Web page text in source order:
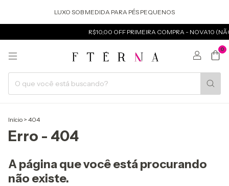
LUXO SOB MEDIDA PARA PÉS PEQUENOS
R$10,00 OFF PRIMEIRA COMPRA - NOVA10
0
Início > 404
Erro - 404
A página que você está procurando
não existe.